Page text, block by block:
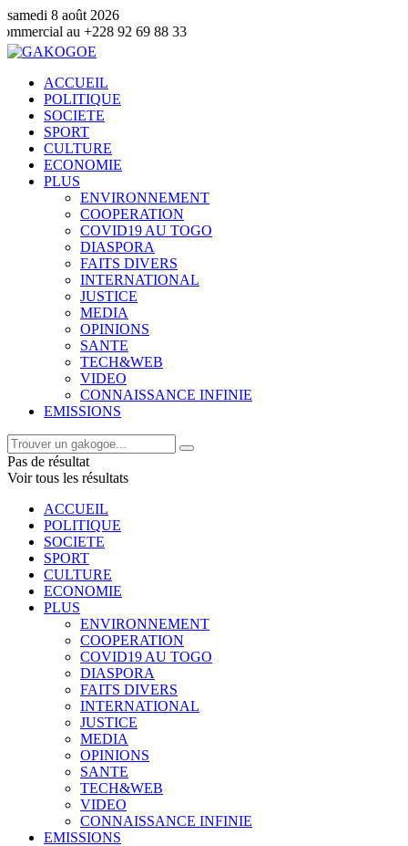
samedi 8 août 2026
+228 92 69 88 33
ACCUEIL
POLITIQUE
SOCIETE
SPORT
CULTURE
ECONOMIE
PLUS
ENVIRONNEMENT
COOPERATION
COVID19 AU TOGO
DIASPORA
FAITS DIVERS
INTERNATIONAL
JUSTICE
MEDIA
OPINIONS
SANTE
TECH&WEB
VIDEO
CONNAISSANCE INFINIE
EMISSIONS
Pas de résultat
Voir tous les résultats
ACCUEIL
POLITIQUE
SOCIETE
SPORT
CULTURE
ECONOMIE
PLUS
ENVIRONNEMENT
COOPERATION
COVID19 AU TOGO
DIASPORA
FAITS DIVERS
INTERNATIONAL
JUSTICE
MEDIA
OPINIONS
SANTE
TECH&WEB
VIDEO
CONNAISSANCE INFINIE
EMISSIONS